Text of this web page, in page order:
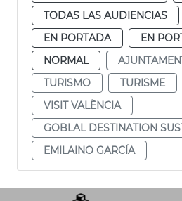
TODAS LAS AUDIENCIAS
EN PORTADA
EN
NORMAL
TURISMO
TURISME
VISIT VALÈNCIA
GOBLAL DESTINATION
EMILAINO GARCÍA